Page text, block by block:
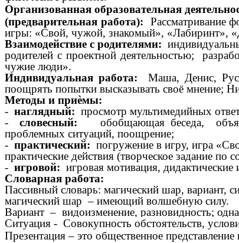
Организованная образовательная
(предварительная работа): Рассматривание
игры: «Свой, чужой, знакомый», «Лабиринт»,
Взаимодействие с родителями:
родителей с проектной деятельностью;
чужие люди».
Индивидуальная работа:
Маша, Денис,
поощрять попытки высказывать своё мнение;
Методы и приѐмы:
- наглядный: просмотр мультимедийных
-словесный: обобщающая беседа,
проблемных ситуаций, поощрение;
- практический: погружение в игру, игра
практические действия (творческое задание по
- игровой: игровая мотивация,
Словарная работа:
Пассивный словарь: магический шар, вариант,
магический шар – имеющий волшебную силу.
Вариант – видоизменение, разновидность;
Ситуация - Совокупность обстоятельств,
Презентация – это общественное